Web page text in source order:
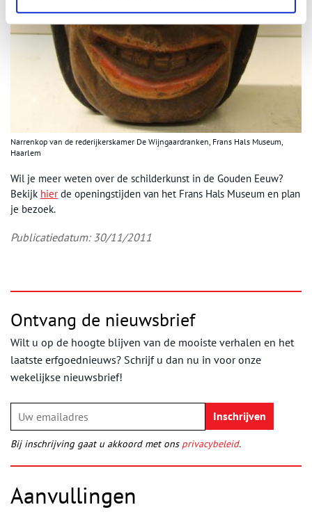
Narrenkop van de rederijkerskamer De Wijngaardranken, Frans Hals Museum,
Haarlem
Wil je meer weten over de schilderkunst in de Gouden Eeuw?
Bekijk hier de openingstijden van het Frans Hals Museum en plan
je bezoek.
Publicatiedatum: 30/11/2011
Ontvang de nieuwsbrief
Wilt u op de hoogte blijven van de mooiste verhalen en het
laatste erfgoednieuws? Schrijf u dan nu in voor onze
wekelijkse nieuwsbrief!
Bij inschrijving gaat u akkoord met ons privacybeleid.
Aanvullingen